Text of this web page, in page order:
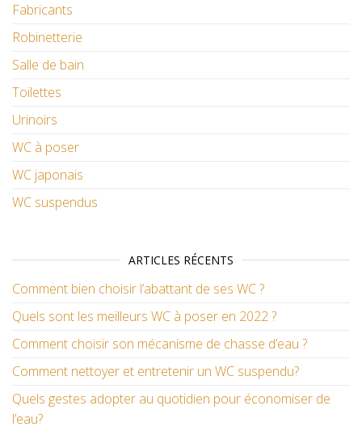
Fabricants
Robinetterie
Salle de bain
Toilettes
Urinoirs
WC à poser
WC japonais
WC suspendus
ARTICLES RÉCENTS
Comment bien choisir l’abattant de ses WC ?
Quels sont les meilleurs WC à poser en 2022 ?
Comment choisir son mécanisme de chasse d’eau ?
Comment nettoyer et entretenir un WC suspendu?
Quels gestes adopter au quotidien pour économiser de
l’eau?